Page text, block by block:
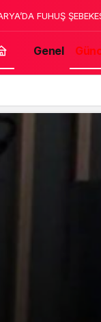
dehşet:
Genel